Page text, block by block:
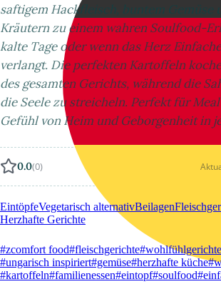
saftigem Hackfleisch, buntem Gemüse
Kräutern zu einem wahren Soulfood-
kalte Tage oder wenn das Herz
verlangt. Die perfekten Kartoffeln
des gesamten Gerichts, während die
die Seele zu streicheln. Perfekt für
Gefühl von Heim und Geborgenheit in
0.0(0)
EintöpfeVegetarisch alternativBeilagen
Herzhafte Gerichte
#zcomfort food#fleischgerichte#wohlfühlgerichte
#ungarisch inspiriert#gemüse#herzhafte küche
#kartoffeln#familienessen#eintopf#soulfood